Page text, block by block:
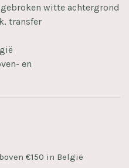
witte achtergrond
transfer
en
€150 in België